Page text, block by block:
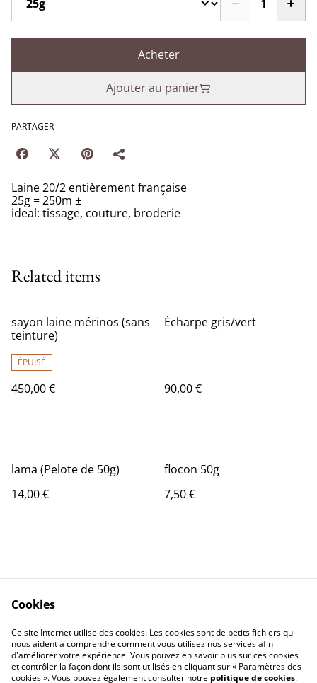
Acheter
Ajouter au panier
PARTAGER
Laine 20/2 entièrement française
25g = 250m ±
ideal: tissage, couture, broderie
Related items
sayon laine mérinos (sans
teinture)
ÉPUISÉ
450,00 €
Écharpe gris/vert
90,00 €
lama (Pelote de 50g)
14,00 €
flocon 50g
7,50 €
Contact Us
Legal Terms
Privacy Policy
Cookie Policy
Cookies
Ce site Internet utilise des cookies. Les cookies sont de petits fichiers qui
nous aident à comprendre comment vous utilisez nos services afin
d'améliorer votre expérience. Vous pouvez en savoir plus sur ces cookies
et contrôler la façon dont ils sont utilisés en cliquant sur « Paramètres des
cookies ». Vous pouvez également consulter notre politique de cookies.